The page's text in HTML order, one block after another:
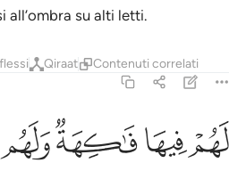
all’ombra su alti letti.
Qiraat Contenuti correlati
لهم فيها فاكهة ولهم ما يدعون ٥٧
لَهُمْ فِيهَا فَـٰكِهَةٌۭ وَلَهُم مَّا يَدَّعُونَ ٥٧
ﱑﱒﱓﱔ